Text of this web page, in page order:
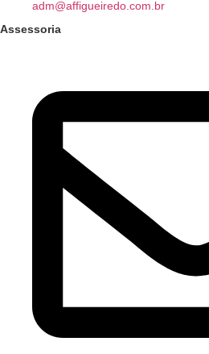
adm@affigueiredo.com.br
Assessoria